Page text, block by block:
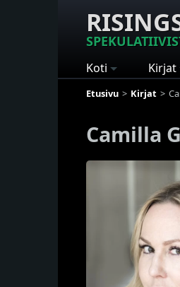
Koti Kirjat
Etusivu Kirjat
Camilla